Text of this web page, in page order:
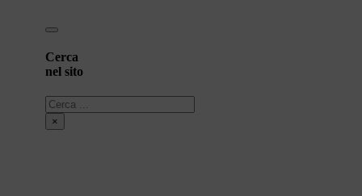
Cerca
nel sito
Cerca
×